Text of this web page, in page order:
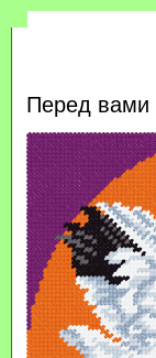
Перед